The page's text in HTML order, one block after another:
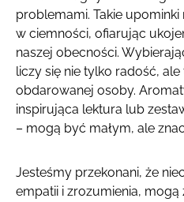
problemami. Takie
w ciemności, ofiarując
naszej obecności.
liczy się nie tylko radość,
obdarowanej osoby.
inspirująca lektura lub
– mogą być małym, ale
Jesteśmy przekonani, że
empatii i zrozumienia,